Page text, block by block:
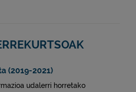
(2019-2021)
udalerri horretako